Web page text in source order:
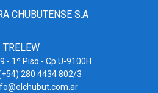
CHUBUTENSE S.A
TRELEW
- 1º Piso - Cp U-9100H
280 4434 802/3